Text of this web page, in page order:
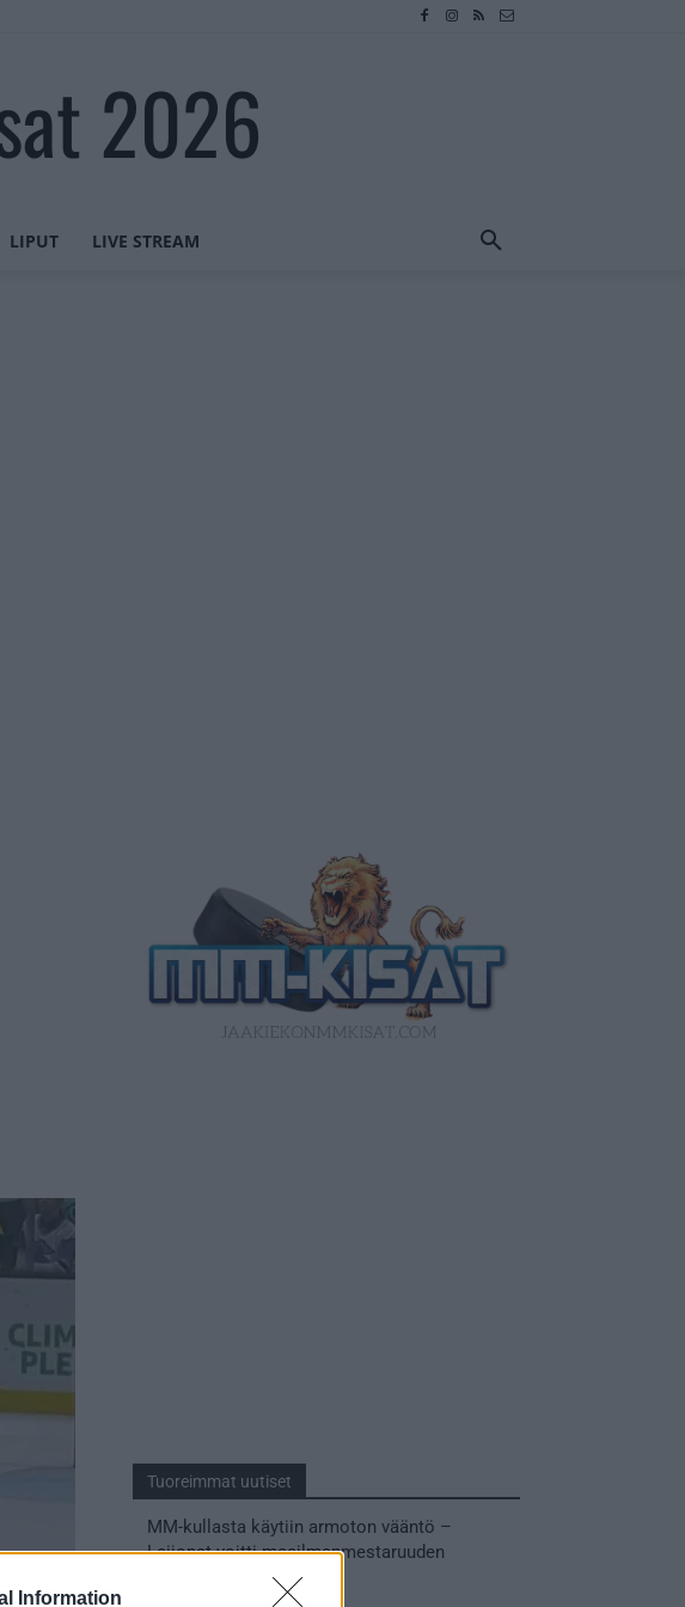
Information
2026
LIPUT LIVE STREAM
Tuoreimmat uutiset
MM-kullasta käytiin armoton vääntö –
Leijonat voitti maailmanmestaruuden